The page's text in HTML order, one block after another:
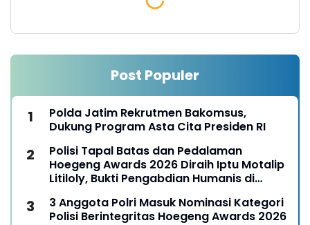
Post Populer
Polda Jatim Rekrutmen Bakomsus,
Dukung Program Asta Cita Presiden RI
Polisi Tapal Batas dan Pedalaman
Hoegeng Awards 2026 Diraih Iptu Motalip
Litiloly, Bukti Pengabdian Humanis di
3 Anggota Polri Masuk Nominasi Kategori
Polisi Berintegritas Hoegeng Awards 2026